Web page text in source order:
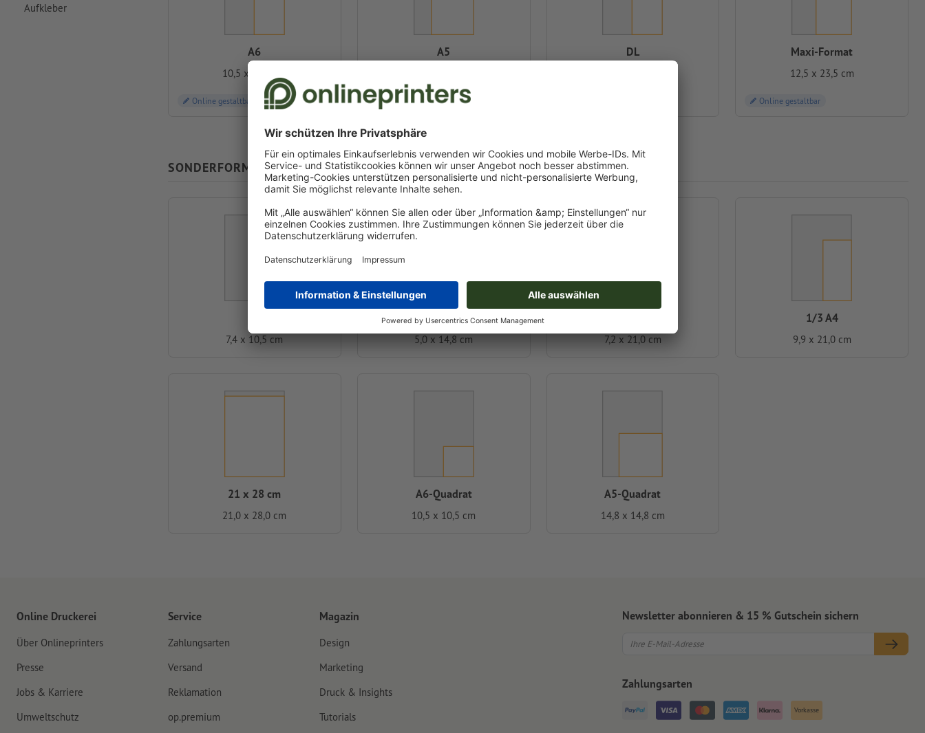
Aufkleber
A6
10,5 x 14,8 cm
Online gestaltbar
A5
Online gestaltbar
DL Maxi-Format
12,5 x 23,5 cm
Online gestaltbar
SONDERFORMATE
7,4 x 10,5 cm
A6 halb
5,0 x 14,8 cm 7,2 x 21,0 cm
1/3 A4
9,9 x 21,0 cm
21 x 28 cm
21,0 x 28,0 cm
A6-Quadrat
10,5 x 10,5 cm
A5-Quadrat
14,8 x 14,8 cm
Online Druckerei
Über Onlineprinters
Presse
Jobs & Karriere
Umweltschutz
Service
Zahlungsarten
Versand
Reklamation
op.premium
Magazin
Design
Marketing
Druck & Insights
Tutorials
Newsletter abonnieren & 15 % Gutschein sichern
Zahlungsarten
Vorkasse